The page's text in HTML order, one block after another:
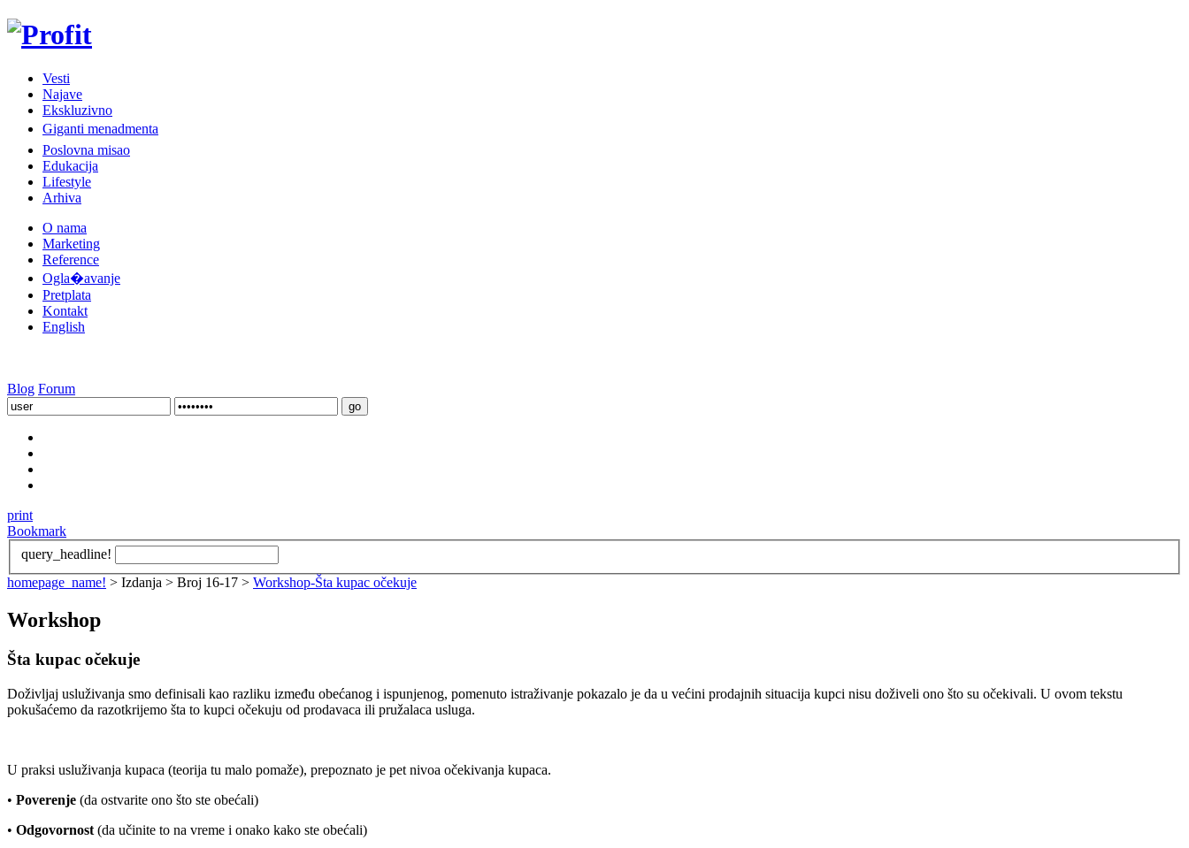
Vesti
Najave
Ekskluzivno
Giganti menadmenta
Poslovna misao
Edukacija
Lifestyle
Arhiva
O nama
Marketing
Reference
Ogla�avanje
Pretplata
Kontakt
English
Blog Forum
print
Bookmark
query_headline!
homepage_name! > Izdanja > Broj 16-17 > Workshop-Šta kupac očekuje
Workshop
Šta kupac očekuje
Doživljaj usluživanja smo definisali kao razliku između obećanog i ispunjenog, pomenuto istraživanje pokazalo je da u većini prodajnih situacija kupci nisu doživeli ono što su očekivali. U ovom tekstu
pokušaćemo da razotkrijemo šta to kupci očekuju od prodavaca ili pružalaca usluga.
U praksi usluživanja kupaca (teorija tu malo pomaže), prepoznato je pet nivoa očekivanja kupaca.
• Poverenje (da ostvarite ono što ste obećali)
• Odgovornost (da učinite to na vreme i onako kako ste obećali)